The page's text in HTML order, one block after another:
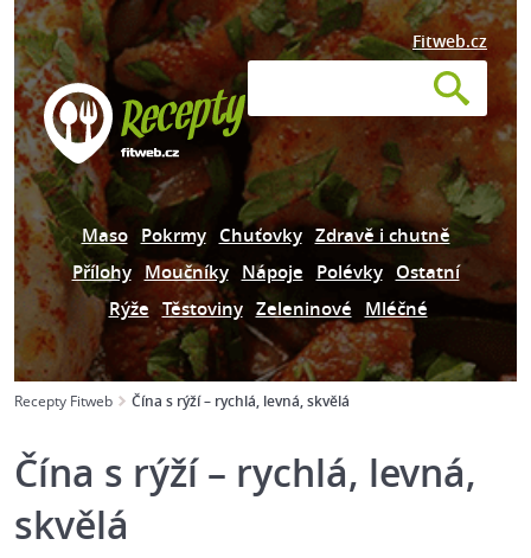
Fitweb.cz
Maso Pokrmy Chuťovky Zdravě i chutně
Přílohy Moučníky Nápoje Polévky Ostatní
Rýže Těstoviny Zeleninové Mléčné
Recepty Fitweb Čína s rýží – rychlá, levná, skvělá
Čína s rýží – rychlá, levná,
skvělá